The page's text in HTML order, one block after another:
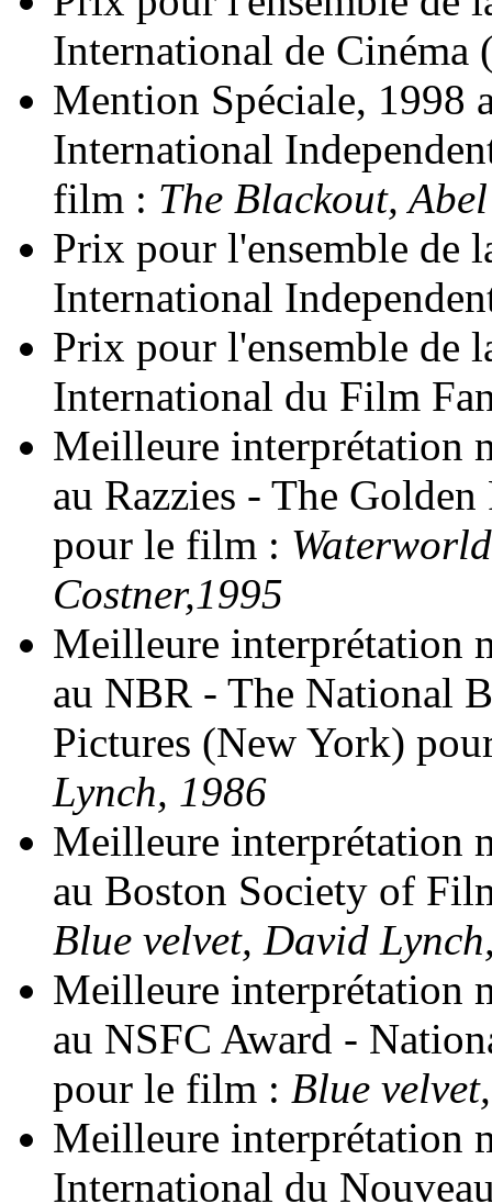
International de Cinéma
Mention Spéciale,
International
film : The Blackout,
Prix pour l'ensemble de
International
Prix pour l'ensemble de
International du Film
Meilleure interprétation
au Razzies - The
pour le film :
Costner,1995
Meilleure interprétation
au NBR - The National
Pictures (New York)
Lynch, 1986
Meilleure interprétation
au Boston Society of
Blue velvet, David
Meilleure interprétation
au NSFC Award -
pour le film : Blue
Meilleure interprétation
International du